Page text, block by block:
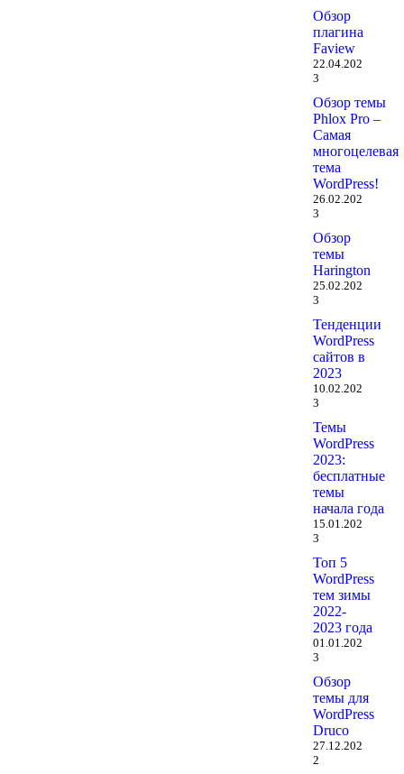
Обзор
плагина
Faview
22.04.202
3
Обзор темы
Phlox Pro –
Самая
многоцелевая
тема
WordPress!
26.02.202
3
Обзор
темы
Harington
25.02.202
3
Тенденции
WordPress
сайтов в
2023
10.02.202
3
Темы
WordPress
2023:
бесплатные
темы
начала года
15.01.202
3
Топ 5
WordPress
тем зимы
2022-
2023 года
01.01.202
3
Обзор
темы для
WordPress
Druco
27.12.202
2